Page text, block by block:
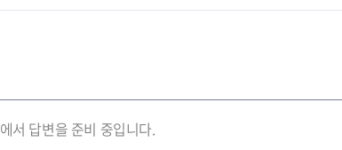
에서 답변을 준비 중입니다.